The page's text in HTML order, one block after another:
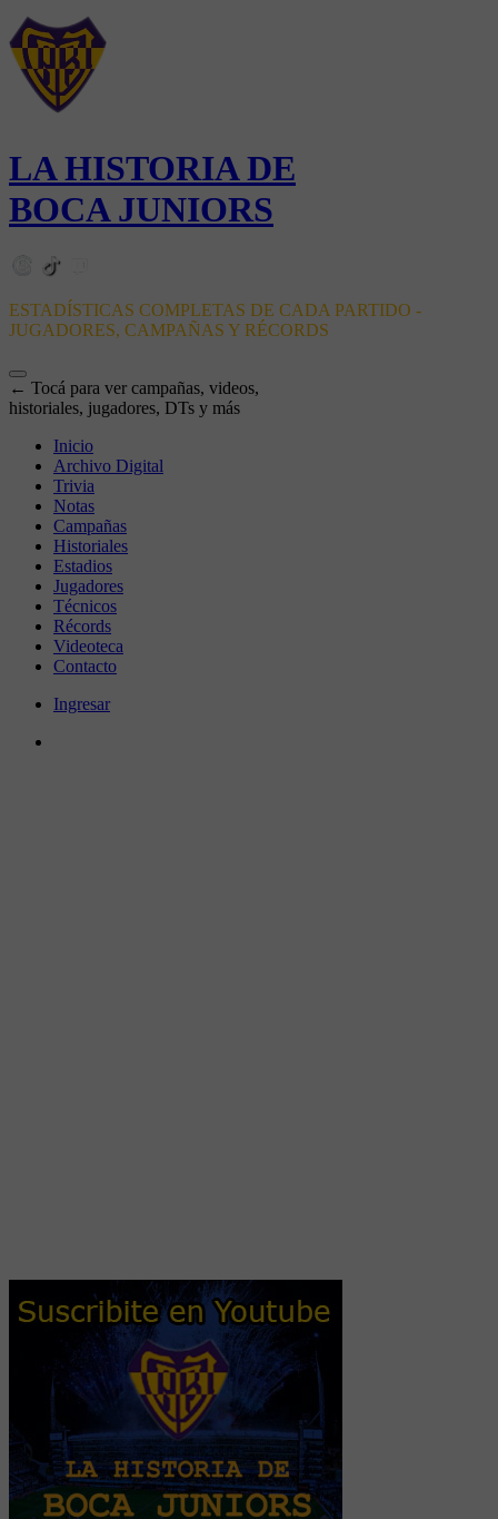
LA HISTORIA DE
BOCA JUNIORS
ESTADÍSTICAS COMPLETAS DE CADA PARTIDO -
JUGADORES, CAMPAÑAS Y RÉCORDS
← Tocá para ver campañas, videos,
historiales, jugadores, DTs y más
Inicio
Archivo Digital
Trivia
Notas
Campañas
Historiales
Estadios
Jugadores
Técnicos
Récords
Videoteca
Contacto
Ingresar